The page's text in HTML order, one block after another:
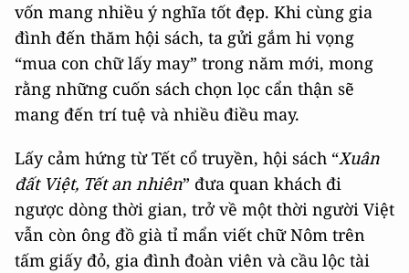
vốn mang nhiều ý nghĩa tốt đẹp. Khi cùng gia
đình đến thăm hội sách, ta gửi gắm hi vọng
“mua con chữ lấy may” trong năm mới, mong
rằng những cuốn sách chọn lọc cẩn thận sẽ
mang đến trí tuệ và nhiều điều may.
Lấy cảm hứng từ Tết cổ truyền, hội sách “Xuân
đất Việt, Tết an nhiên” đưa quan khách đi
ngược dòng thời gian, trở về một thời người Việt
vẫn còn ông đồ già tỉ mẩn viết chữ Nôm trên
tấm giấy đỏ, gia đình đoàn viên và cầu lộc tài